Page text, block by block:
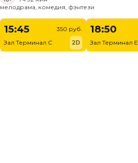
мелодрама, комедия, фэнтези
15:45
Зал Терминал C
350 руб.
2D
18:50
Зал Терминал E